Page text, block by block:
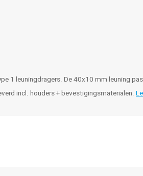
1 leuningdragers. De 40x10 mm leuning
incl. houders + bevestigingsmaterialen.